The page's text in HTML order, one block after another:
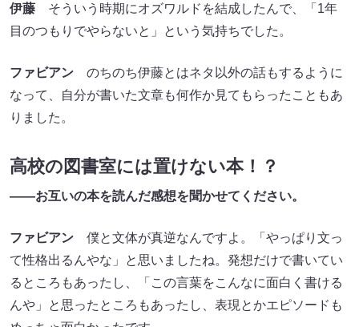
伊藤 そういう時期にオズワルドを結成したんで、「1年
目のつもりでやらないと」という気持ちでした。
ファビアン のちのち伊藤とはネタ以外の話もするように
なって、自分が書いた文章も何作か見てもらったこともあ
りました。
高校の図書室には置けない本！？
――お互いの本を読んだ感想を聞かせてください。
ファビアン 僕と文体が真逆なんですよ。「やっぱり文っ
て性格出るんやな」と思いましたね。発想だけで書いてい
るところもあったし、「この言葉をこんなに面白く書ける
んや」と思ったところもあったし、表現とかエピソードも